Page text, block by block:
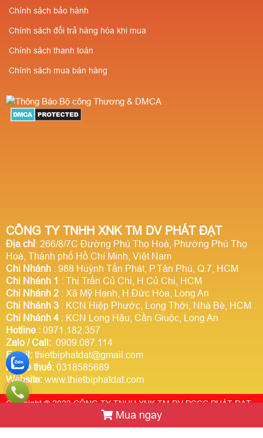
Mua ngay
CÔNG TY TNHH XNK TM DV PHÁT ĐẠT
Địa chỉ: 266/8/7C Đường Phú Thọ Hoà, Phường Phú Thọ
Hoà, Thành phố Hồ Chí Minh, Việt Nam
Chi Nhánh : 988 Huỳnh Tấn Phát, P.Tân Phú, Q.7, HCM
Chi Nhánh 1 : Thị Trấn Củ Chi, H.Củ Chi, HCM
Chi Nhánh 2 : Xã Mỹ Hạnh, H.Đức Hòa, Long An
Chi Nhánh 3 : KCN Hiệp Phước, Long Thới, Nhà Bè, HCM
Chi Nhánh 4 : KCN Long Hậu, Cần Giuộc, Long An
Hotline : 0971.182.357
Zalo / Call: 0909.087.114
Email: thietbiphatdat@gmail.com
Mã số thuế: 0318585689
Website: www.thietbiphatdat.com
Chính sách bảo hành
Chính sách đổi trả hàng hóa khi mua
Chính sách thanh toán
Chính sách mua bán hàng
Copyright © 2023 CÔNG TY TNHH XNK TM DV PCCC PHÁT ĐẠT.
Thiết kế website Webso.vn
Trực tuyến:1 Hôm nay:1459422 Tuần này:0